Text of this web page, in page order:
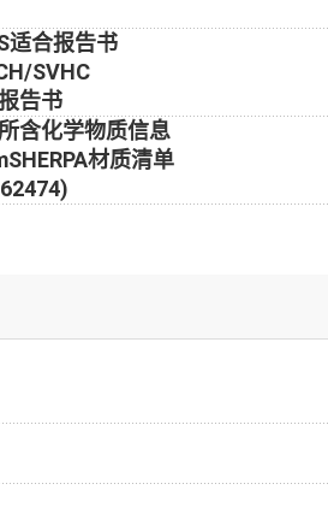
适合报告书
SVHC
告书
含化学物质信息
材质清单